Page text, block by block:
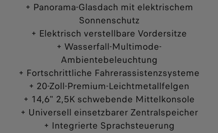
+ Panorama-Glasdach mit elektrischem
Sonnenschutz
+ Elektrisch verstellbare Vordersitze
+ Wasserfall-Multimode-
Ambientebeleuchtung
+ Fortschrittliche Fahrerassistenzsysteme
+ 20-Zoll-Premium-Leichtmetallfelgen
+ 14,6" 2,5K schwebende Mittelkonsole
+ Universell einsetzbarer Zentralspeicher
+ Integrierte Sprachsteuerung